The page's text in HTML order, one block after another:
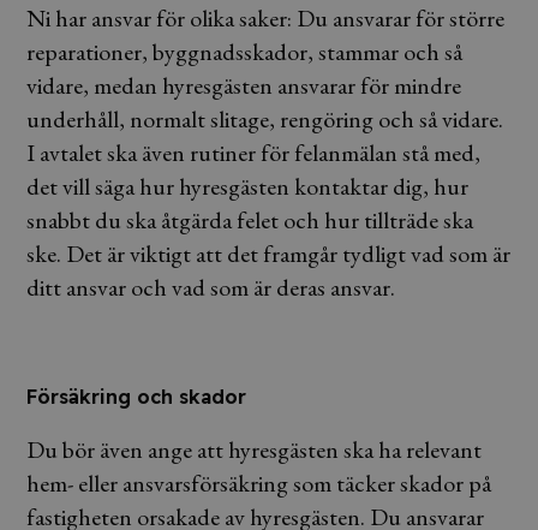
Ni har ansvar för olika saker: Du ansvarar för större
reparationer, byggnadsskador, stammar och så
vidare, medan hyresgästen ansvarar för mindre
underhåll, normalt slitage, rengöring och så vidare.
I avtalet ska även rutiner för felanmälan stå med,
det vill säga hur hyresgästen kontaktar dig, hur
snabbt du ska åtgärda felet och hur tillträde ska
ske. Det är viktigt att det framgår tydligt vad som är
ditt ansvar och vad som är deras ansvar.
Försäkring och skador
Du bör även ange att hyresgästen ska ha relevant
hem- eller ansvarsförsäkring som täcker skador på
fastigheten orsakade av hyresgästen. Du ansvarar